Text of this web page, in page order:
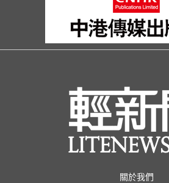
關於我們